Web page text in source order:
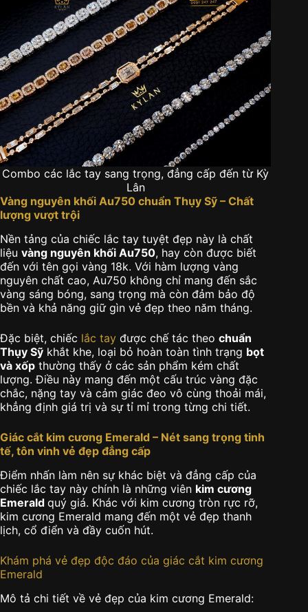
Combo các lắc tay sang trọng, đẳng cấp đến từ Kỳ
Lân
Vàng nguyên khối Au750 chuẩn Thụy Sỹ – Chất
lượng vượt trội
Nền tảng của chiếc lắc tay tuyệt đẹp này là chất
liệu vàng nguyên khối Au750, hay còn được biết
đến với tên gọi vàng 18k. Với hàm lượng vàng
nguyên chất cao, Au750 không chỉ mang đến sắc
vàng sáng bóng, sang trọng mà còn đảm bảo độ
bền và khả năng giữ gìn vẻ đẹp theo năm tháng.
Đặc biệt, chiếc lắc tay được chế tác theo chuẩn
Thụy Sỹ khắt khe, loại bỏ hoàn toàn tình trạng bọt
và xốp thường thấy ở các sản phẩm kém chất
lượng. Điều này mang đến một cấu trúc vàng đặc
chắc, nặng tay và cảm giác đeo vô cùng thoải mái,
khẳng định giá trị và sự tỉ mỉ trong từng chi tiết.
Giác cắt kim cương Emerald – Nét sang trọng tinh
tế, tôn vinh vẻ đẹp đẳng cấp
Điểm nhấn làm nên sự khác biệt và đẳng cấp của
chiếc lắc tay này chính là những viên kim cương
Emerald quý giá. Khác với kim cương tròn rực rỡ,
kim cương Emerald mang đến một vẻ đẹp thanh
lịch, cổ điển và đầy cuốn hút.
Khám phá vẻ đẹp độc đáo của giác cắt kim cương
Emerald
Mô tả chi tiết về vẻ đẹp của kim cương Emerald: